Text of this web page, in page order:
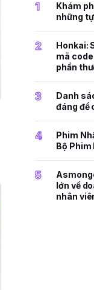
1
Khám
những
2
Honkai:
mã
phần
3
Danh
đáng để
4
Phim
Bộ Phim
5
lớn về
nhân